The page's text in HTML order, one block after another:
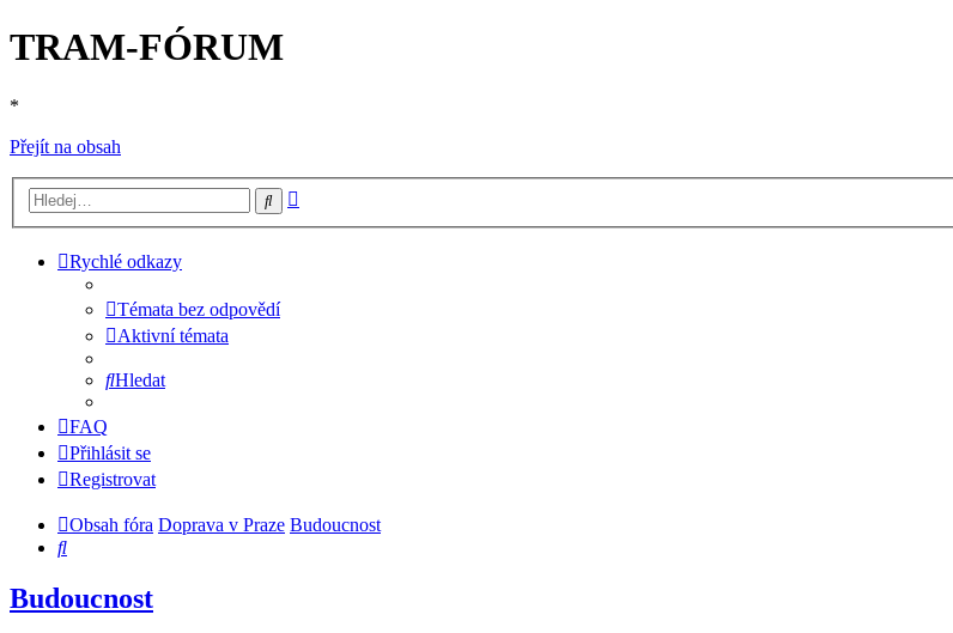
TRAM-FÓRUM
*
Přejít na obsah
Hledat
Rychlé odkazy
Témata bez odpovědí
Aktivní témata
Hledat
FAQ
Přihlásit se
Registrovat
Obsah fóra Doprava v Praze Budoucnost
Hledat
Budoucnost